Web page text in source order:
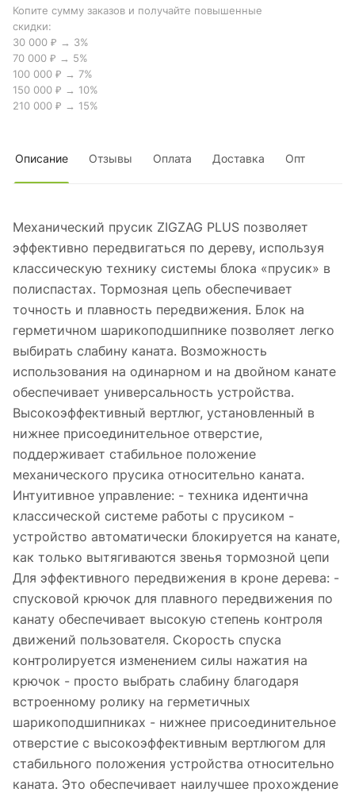
Копите сумму заказов и получайте повышенные
скидки:
30 000 ₽ → 3%
70 000 ₽ → 5%
100 000 ₽ → 7%
150 000 ₽ → 10%
210 000 ₽ → 15%
Описание Отзывы Оплата Доставка Опт
Механический прусик ZIGZAG PLUS позволяет
эффективно передвигаться по дереву, используя
классическую технику системы блока «прусик» в
полиспастах. Тормозная цепь обеспечивает
точность и плавность передвижения. Блок на
герметичном шарикоподшипнике позволяет легко
выбирать слабину каната. Возможность
использования на одинарном и на двойном канате
обеспечивает универсальность устройства.
Высокоэффективный вертлюг, установленный в
нижнее присоединительное отверстие,
поддерживает стабильное положение
механического прусика относительно каната.
Интуитивное управление: - техника идентична
классической системе работы с прусиком -
устройство автоматически блокируется на канате,
как только вытягиваются звенья тормозной цепи
Для эффективного передвижения в кроне дерева: -
спусковой крючок для плавного передвижения по
канату обеспечивает высокую степень контроля
движений пользователя. Скорость спуска
контролируется изменением силы нажатия на
крючок - просто выбрать слабину благодаря
встроенному ролику на герметичных
шарикоподшипниках - нижнее присоединительное
отверстие с высокоэффективным вертлюгом для
стабильного положения устройства относительно
каната. Это обеспечивает наилучшее прохождение